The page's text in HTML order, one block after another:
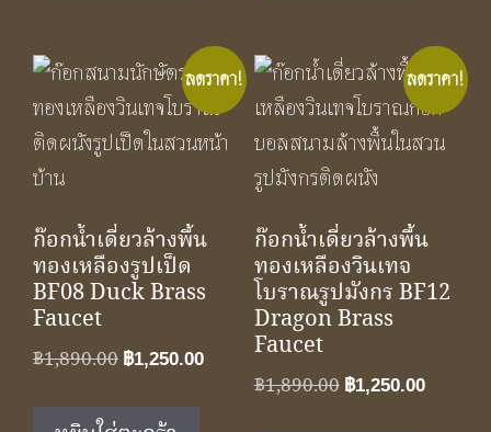
ลดราคา!
ก๊อกน้ำเดี่ยวล้างพื้น
ทองเหลืองรูปเป็ด
BF08 Duck Brass
Faucet
฿1,890.00Original
was:
฿1,250.00Current
ลดราคา!
ก๊อกน้ำเดี่ยวล้างพื้น
ทองเหลืองวินเทจ
โบราณรูปมังกร BF12
Dragon Brass
Faucet
฿1,890.00 Original
฿1,250.00